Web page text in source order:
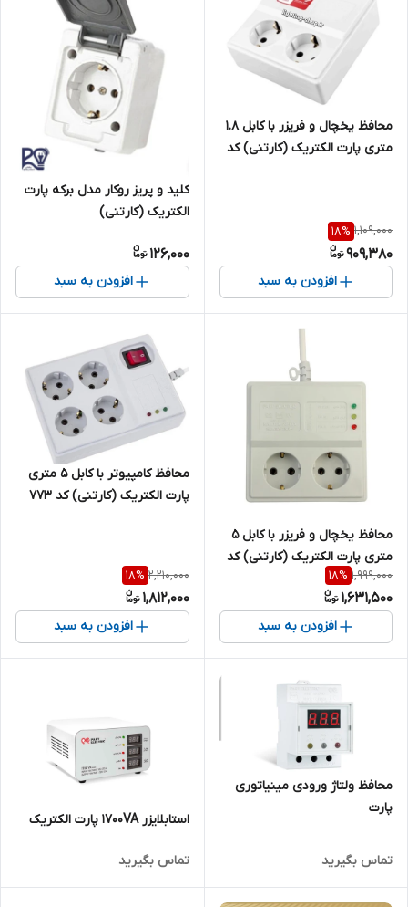
محافظ یخچال و فریزر با کابل ۱.۸
متری پارت الکتریک (کارتنی) کد
1,109,000
18%
909,380
افزودن به سبد
کلید و پریز روکار مدل برکه پارت
الکتریک (کارتنی)
126,000
افزودن به سبد
محافظ یخچال و فریزر با کابل ۵
متری پارت الکتریک (کارتنی) کد
۹۰۴
1,999,000
18%
1,631,500
افزودن به سبد
محافظ کامپیوتر با کابل 5 متری
پارت الکتریک (کارتنی) کد ۷۷۳
2,210,000
18%
1,812,000
افزودن به سبد
محافظ ولتاژ ورودی مینیاتوری
پارت
تماس بگیرید
استابلایزر 1700VA پارت الکتریک
تماس بگیرید